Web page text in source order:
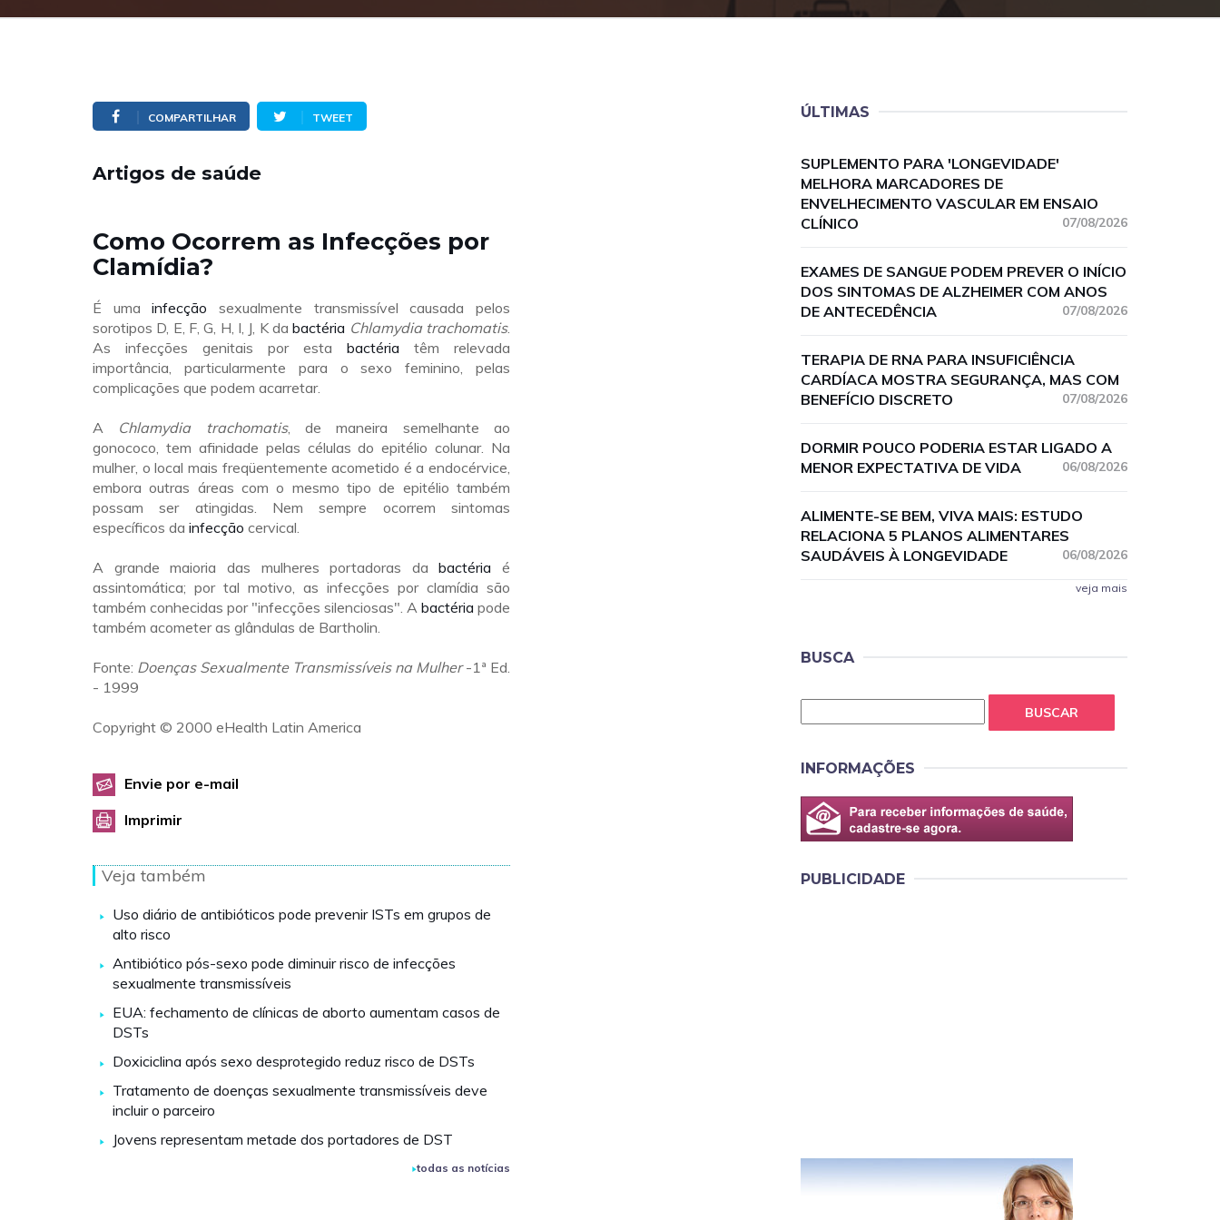
COMPARTILHAR TWEET
Artigos de saúde
Como Ocorrem as Infecções por
Clamídia?
É umainfecção sexualmente transmissível causada pelos
sorotipos D, E, F, G, H, I, J, K dabactéria Chlamydia trachomatis.
As infecções genitais por esta bactéria
têm relevada
importância, particularmente para o sexo feminino, pelas
complicações que podem acarretar.
A Chlamydia trachomatis, de maneira semelhante ao
gonococo, tem afinidade pelas células do epitélio colunar. Na
mulher, o local mais freqüentemente acometido é a endocérvice,
embora outras áreas com o mesmo tipo de epitélio também
possam ser atingidas. Nem sempre ocorrem sintomas
específicos da infecção cervical.
A grande maioria das mulheres portadoras dabactéria é
assintomática; por tal motivo, as infecções por clamídia são
também conhecidas por "infecções silenciosas". A bactéria pode
também acometer as glândulas de Bartholin.
Fonte: Doenças Sexualmente Transmissíveis na Mulher-1ª Ed.
- 1999
Copyright © 2000 eHealth Latin America
Envie por e-mail
Imprimir
Veja também
Uso diário de antibióticos pode prevenir ISTs em grupos de
alto risco
Antibiótico pós-sexo pode diminuir risco de infecções
sexualmente transmissíveis
EUA: fechamento de clínicas de aborto aumentam casos de
DSTs
Doxiciclina após sexo desprotegido reduz risco de DSTs
Tratamento de doenças sexualmente transmissíveis deve
incluir o parceiro
Jovens representam metade dos portadores de DST
todas as notícias
ÚLTIMAS
SUPLEMENTO PARA 'LONGEVIDADE'
MELHORA MARCADORES DE
ENVELHECIMENTO VASCULAR EM ENSAIO
CLÍNICO
07/08/2026
EXAMES DE SANGUE PODEM PREVER O INÍCIO
DOS SINTOMAS DE ALZHEIMER COM ANOS
DE ANTECEDÊNCIA
07/08/2026
TERAPIA DE RNA PARA INSUFICIÊNCIA
CARDÍACA MOSTRA SEGURANÇA, MAS COM
BENEFÍCIO DISCRETO
07/08/2026
DORMIR POUCO PODERIA ESTAR LIGADO A
MENOR EXPECTATIVA DE VIDA
06/08/2026
ALIMENTE-SE BEM, VIVA MAIS: ESTUDO
RELACIONA 5 PLANOS ALIMENTARES
SAUDÁVEIS À LONGEVIDADE
06/08/2026
veja mais
BUSCA
BUSCAR
INFORMAÇÕES
PUBLICIDADE